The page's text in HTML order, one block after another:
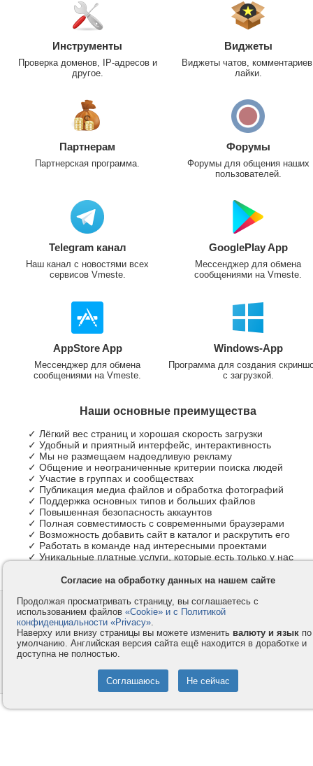
Инструменты
Проверка доменов, IP-адресов и
другое.
Виджеты
Виджеты чатов,
лайки.
Партнерам
Партнерская программа.
Форумы
Форумы для общения наших
пользователей.
Telegram канал
Наш канал с новостями всех
сервисов Vmeste.
GooglePlay App
Мессенджер для обмена
сообщениями на Vmeste.
AppStore App
Мессенджер для обмена
сообщениями на Vmeste.
Windows-App
Программа для создания
с загрузкой.
Наши основные преимущества
✓ Лёгкий вес страниц и хорошая скорость загрузки
✓ Удобный и приятный интерфейс, интерактивность
✓ Мы не размещаем надоедливую рекламу
✓ Общение и неограниченные критерии поиска людей
✓ Участие в группах и сообществах
✓ Публикация медиа файлов и обработка фотографий
✓ Поддержка основных типов и больших файлов
✓ Повышенная безопасность аккаунтов
✓ Полная совместимость с современными браузерами
✓ Возможность добавить сайт в каталог и раскрутить его
✓ Работать в команде над интересными проектами
✓ Уникальные платные услуги, которые есть только у нас
Контакты
Компания
Privacy и Cookie
Услуги
Как оплатить
Помощь
© 2008-2026
- Все права защищены.
Согласие на обработку данных на нашем сайте
Продолжая просматривать страницу, вы соглашаетесь с
использованием файлов «Cookie» и с Политикой
конфиденциальности «Privacy».
Наверху или внизу страницы вы можете изменить валюту и язык по
умолчанию. Английская версия сайта ещё находится в доработке и
доступна не полностью.